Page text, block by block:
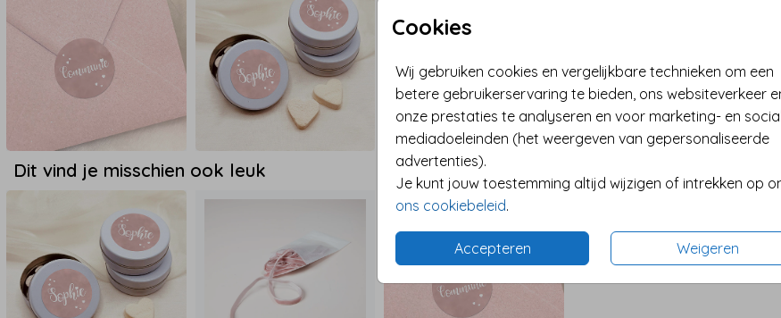
Cookies
Wij gebruiken cookies en vergelijkbare technieken om een
betere gebruikerservaring te bieden, ons websiteverkeer
onze prestaties te analyseren en voor marketing- en
mediadoeleinden (het weergeven van gepersonaliseerde
advertenties).
Je kunt jouw toestemming altijd wijzigen of intrekken op
ons cookiebeleid.
Accepteren Weigeren
vlaggenlijn zelf in elkaar te zetten. TIP: Het oudroze
velvet lint past erg mooi bij deze kaart. FORMAAT De
maat van 1 vlag is ongeveer 11x14 cm. Het bijpassende
formaat van de envelop is 12x18 cm.
Dit vind je misschien ook leuk